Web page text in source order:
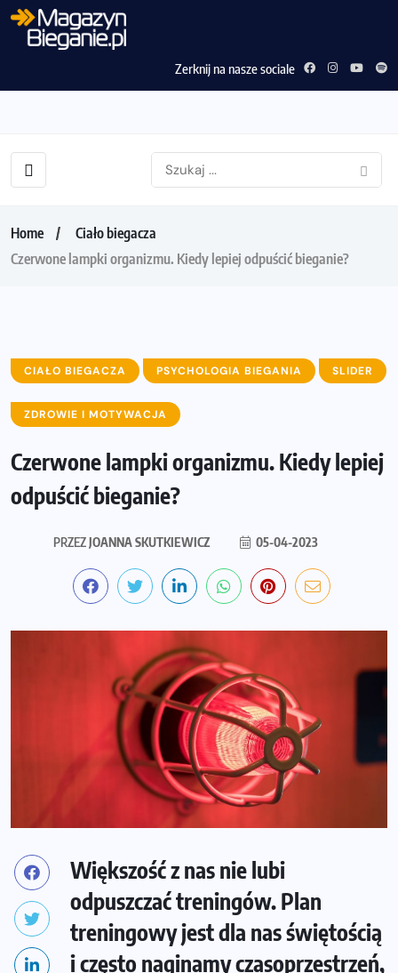
Zerknij na nasze sociale
Home
Ciało biegacza
Czerwone lampki organizmu. Kiedy lepiej odpuścić bieganie?
CIAŁO BIEGACZA PSYCHOLOGIA BIEGANIA SLIDER
ZDROWIE I MOTYWACJA
Czerwone lampki organizmu. Kiedy lepiej
odpuścić bieganie?
PRZEZJOANNA SKUTKIEWICZ 05-04-2023
Większość z nas nie lubi
odpuszczać treningów. Plan
treningowy jest dla nas świętością
i często naginamy czasoprzestrzeń,